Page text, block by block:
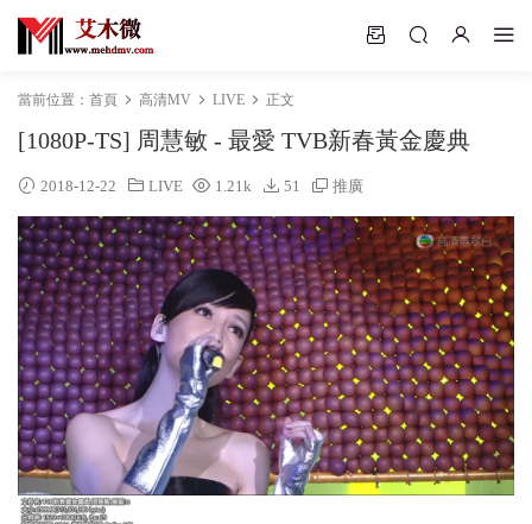
當前位置： 首頁 高清MV LIVE 正文
[1080P-TS] 周慧敏 - 最愛 TVB新春黃金慶典
2018-12-22 LIVE 1.21k 51 推廣